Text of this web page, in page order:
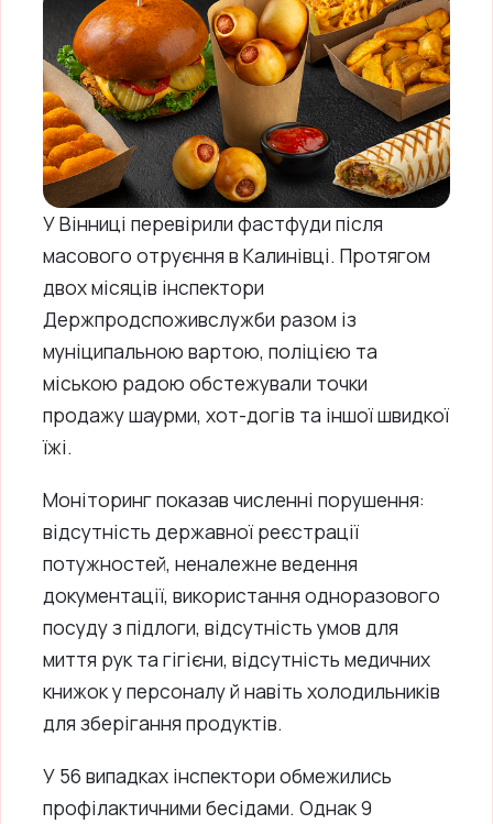
У Вінниці перевірили фастфуди після
масового отруєння в Калинівці. Протягом
двох місяців інспектори
Держпродспоживслужби разом із
муніципальною вартою, поліцією та
міською радою обстежували точки
продажу шаурми, хот-догів та іншої швидкої
їжі.
Моніторинг показав численні порушення:
відсутність державної реєстрації
потужностей, неналежне ведення
документації, використання одноразового
посуду з підлоги, відсутність умов для
миття рук та гігієни, відсутність медичних
книжок у персоналу й навіть холодильників
для зберігання продуктів.
У 56 випадках інспектори обмежились
профілактичними бесідами. Однак 9